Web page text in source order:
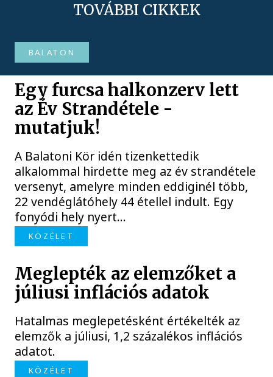
TOVÁBBI CIKKEK
BALATON
Egy furcsa halkonzerv lett
az Év Strandétele -
mutatjuk!
A Balatoni Kör idén tizenkettedik
alkalommal hirdette meg az év strandétele
versenyt, amelyre minden eddiginél több,
22 vendéglátóhely 44 étellel indult. Egy
fonyódi hely nyert...
KÖZÉLET
Meglepték az elemzőket a
júliusi inflációs adatok
Hatalmas meglepetésként értékelték az
elemzők a júliusi, 1,2 százalékos inflációs
adatot.
KÖZÉLET